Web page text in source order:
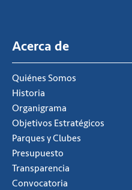
Acerca de
Quiénes Somos
Historia
Organigrama
Objetivos Estratégicos
Parques y Clubes
Presupuesto
Transparencia
Convocatoria